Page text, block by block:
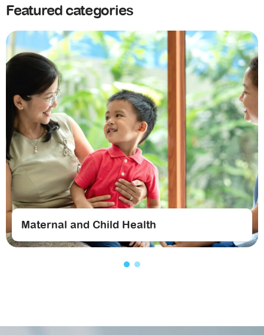
Featured categories
Maternal and Child Health